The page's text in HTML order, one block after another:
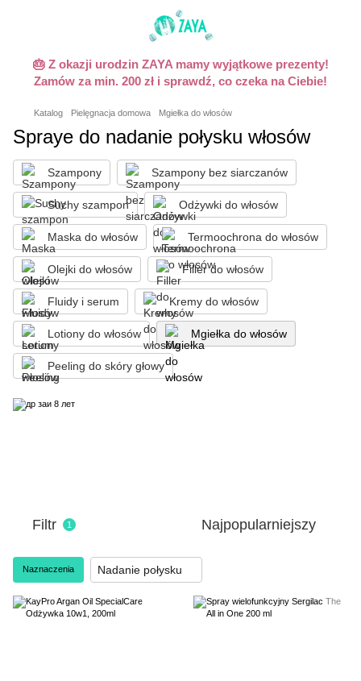
🎂 Z okazji urodzin ZAYA mamy wyjątkowe prezenty!
Zamów za min. 200 zł i sprawdź, co czeka na Ciebie!
Katalog Pielęgnacja domowa Mgiełka do włosów
Spraye do nadanie połysku włosów
Szampony Szampony bez siarczanów
Suchy szampon Odżywki do włosów
Maska do włosów Termoochrona do włosów
Olejki do włosów Filler do włosów
Fluidy i serum Kremy do włosów
Lotiony do włosów Mgiełka do włosów
Peeling do skóry głowy
Filtr 1 Najpopularniejszy
Naznaczenia Nadanie połysku